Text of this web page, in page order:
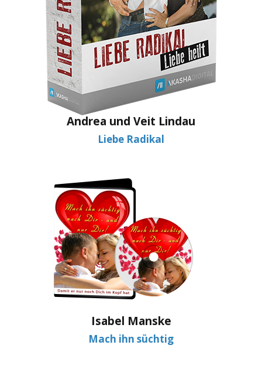
Andrea und Veit Lindau
Liebe Radikal
Isabel Manske
Mach ihn süchtig